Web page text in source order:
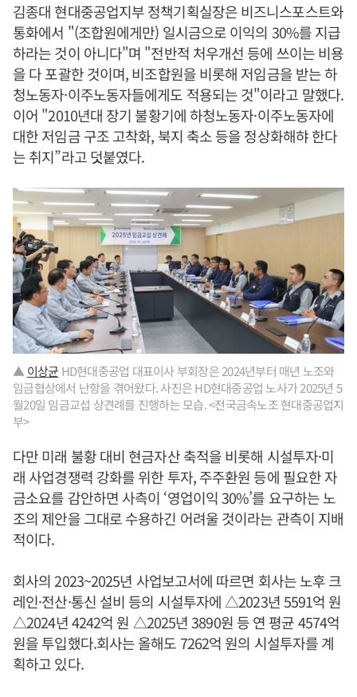
김종대 현대중공업지부 정책기획실장은 비즈니스포스트와
통화에서 "(조합원에게만) 일시금으로 이익의 30%를 지급
하라는 것이 아니다"며 "전반적 처우개선 등에 쓰이는 비용
을 다 포괄한 것이며, 비조합원을 비롯해 저임금을 받는 하
청노동자·이주노동자들에게도 적용되는 것"이라고 말했다.
이어 "2010년대 장기 불황기에 하청노동자·이주노동자에
대한 저임금 구조 고착화, 북지 축소 등을 정상화해햐 한다
는 취지”라고 덧붙였다.
▲ 이상균 HD현대중공업 대표이사 부회장은 2024년부터 매년 노조와
임금협상에서 난항을 겪어왔다. 사진은 HD현대중공업 노사가 2025년 5
월20일 임금교섭 상견례를 진행하는 모습. <전국금속노조 현대중공업지
부>
다만 미래 불황 대비 현금자산 축적을 비롯해 시설투자·미
래 사업경쟁력 강화를 위한 투자, 주주환원 등에 필요한 자
금소요를 감안하면 사측이 ‘영업이익 30%’를 요구하는 노
조의 제안을 그대로 수용하긴 어려울 것이라는 관측이 지배
적이다.
회사의 2023~2025년 사업보고서에 따르면 회사는 노후 크
레인·전산·통신 설비 등의 시설투자에 △2023년 5591억 원
△2024년 4242억 원 △2025년 3890원 등 연 평균 4574억
원을 투입했다.회사는 올해도 7262억 원의 시설투자를 계
획하고 있다.